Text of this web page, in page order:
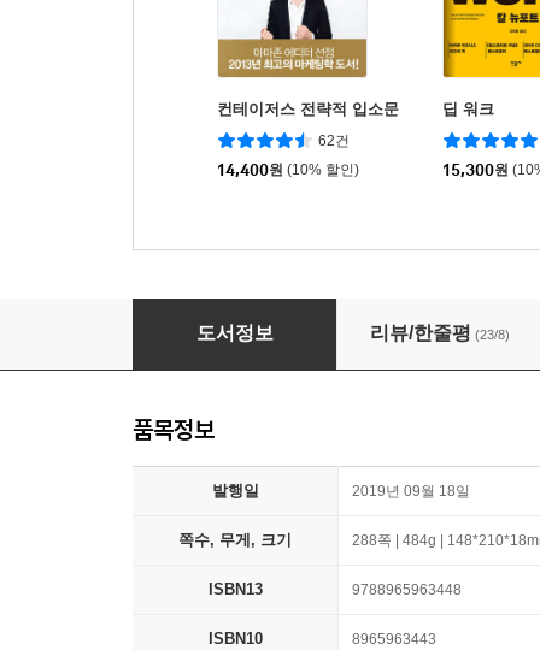
컨테이저스 전략적 입소문
62건
14,400원 (10% 할인)
딥 워크
15,300원
설렘을 팝니다
도서정보 리뷰/한줄평 (23/8)
품목정보
발행일 2019년 09월 18일
쪽수, 무게, 크기 288쪽 | 484g |
ISBN13 9788965963448
ISBN10 8965963443